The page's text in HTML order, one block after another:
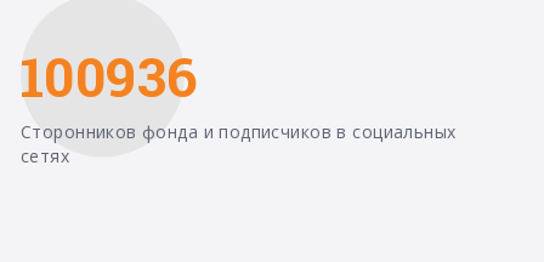
100936
Сторонников фонда и подписчиков в социальных
сетях